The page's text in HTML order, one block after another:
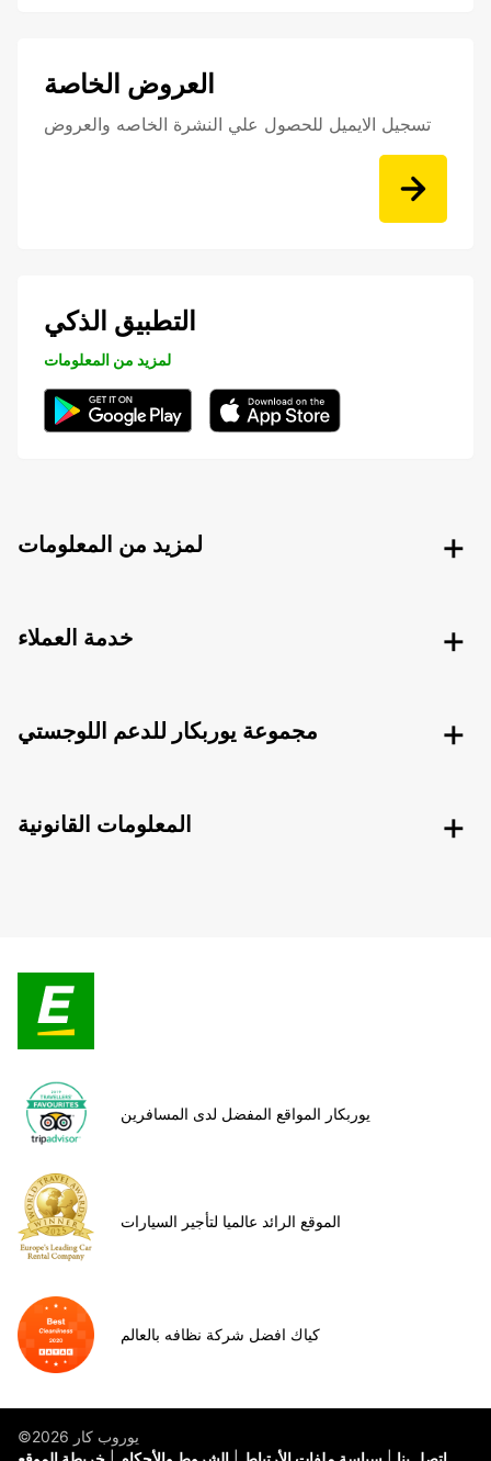
العروض الخاصة
تسجيل الايميل للحصول علي النشرة الخاصه والعروض
التطبيق الذكي
لمزيد من المعلومات
لمزيد من المعلومات
خدمة العملاء
مجموعة يوربكار للدعم اللوجستي
المعلومات القانونية
يوربكار المواقع المفضل لدى المسافرين
الموقع الرائد عالميا لتأجير السيارات
كياك افضل شركة نظافه بالعالم
©يوروب كار 2026